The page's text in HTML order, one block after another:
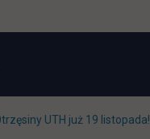
UTH już 19 listopada!